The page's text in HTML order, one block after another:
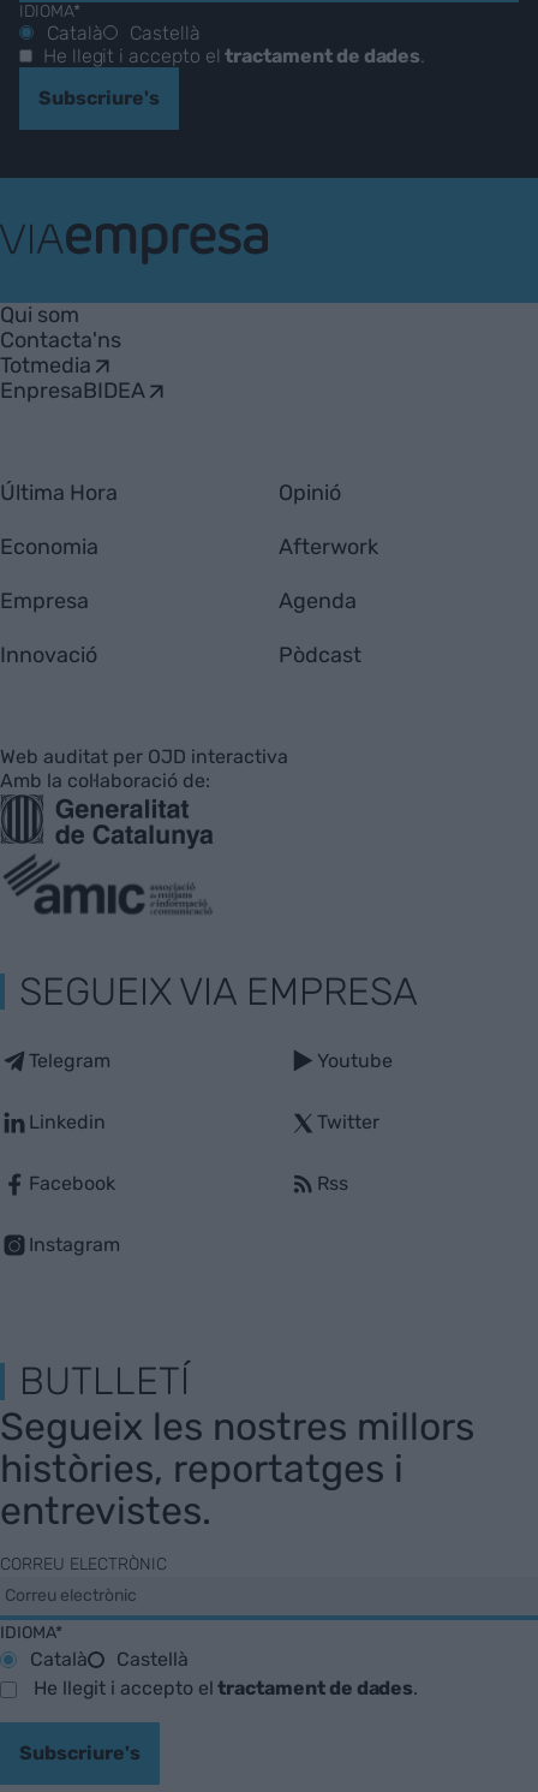
IDIOMA*
Català
Castellà
He llegit i accepto eltractament de dades.
Subscriure's
Empresa
Qui som
Contacta'ns
Totmedia
EnpresaBIDEA
Última Hora
Economia
Empresa
Innovació
Opinió
Afterwork
Agenda
Pòdcast
Web auditat per OJD interactiva
Amb la col·laboració de:
SEGUEIX VIA EMPRESA
Telegram
Linkedin
Facebook
Instagram
Youtube
Twitter
Rss
BUTLLETÍ
Segueix les nostres millors
històries, reportatges i
entrevistes.
CORREU ELECTRÒNIC
IDIOMA*
Català
Castellà
He llegit i accepto eltractament de dades.
Subscriure's